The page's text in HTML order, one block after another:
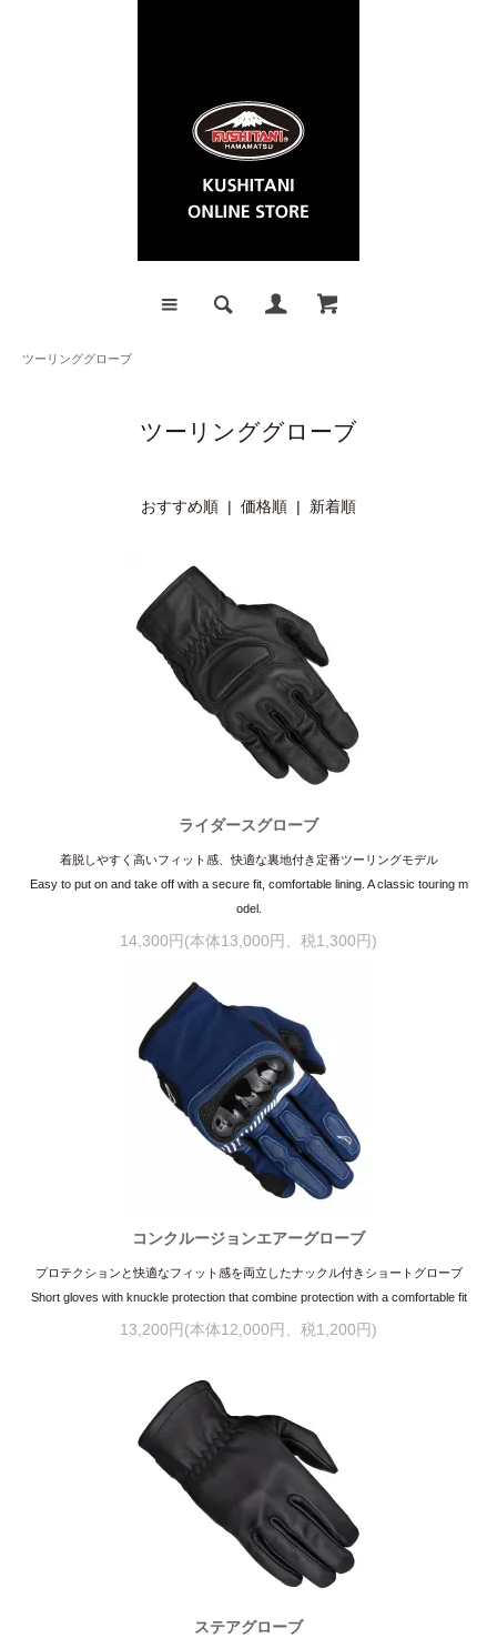
ツーリンググローブ
ツーリンググローブ
おすすめ順 | 価格順 | 新着順
ライダースグローブ
着脱しやすく高いフィット感、快適な裏地付き定番ツーリングモデル
Easy to put on and take off with a secure fit, comfortable lining. A classic touring m
odel.
14,300円(本体13,000円、税1,300円)
コンクルージョンエアーグローブ
プロテクションと快適なフィット感を両立したナックル付きショートグローブ
Short gloves with knuckle protection that combine protection with a comfortable fit
13,200円(本体12,000円、税1,200円)
ステアグローブ